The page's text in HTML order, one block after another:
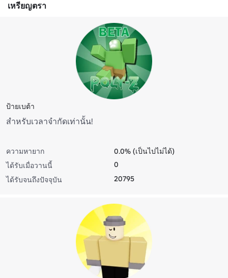
เหรียญตรา
ป้ายเบต้า
สําหรับเวลาจํากัดเท่านั้น!
ความหายาก
0.0% (เป็นไปไม่ได้)
ได้รับเมื่อวานนี้
0
ได้รับจนถึงปัจจุบัน
20795